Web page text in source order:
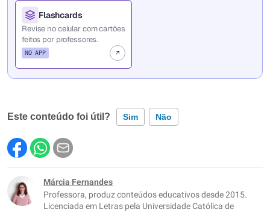
Flashcards
Revise no celular com cartões
feitos por professores.
NO APP
Este conteúdo foi útil? Sim Não
Este conteúdo contém informação incorreta
Este conteúdo não tem a informação que procuro
Outro
Márcia Fernandes
Professora, produz conteúdos educativos desde 2015.
Licenciada em Letras pela Universidade Católica de